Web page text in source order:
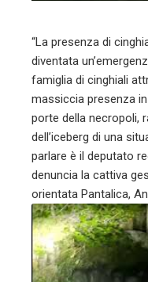
“La presenza di
diventata
famiglia di cinghiali
massiccia presenza
porte della necropoli,
dell’iceberg di una
parlare è il deputato
denuncia la cattiva
orientata Pantalica,